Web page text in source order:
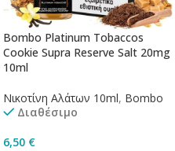
Bombo Platinum Tobaccos
Cookie Supra Reserve Salt 20mg
10ml
Νικοτίνη Αλάτων 10ml, Bombo
Διαθέσιμο
6,50 €